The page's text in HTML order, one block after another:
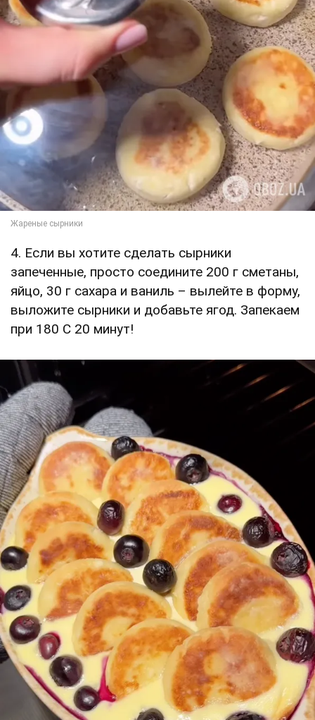
4. Если вы хотите сделать сырники
запеченные, просто соедините 200 г сметаны,
яйцо, 30 г сахара и ваниль – вылейте в форму,
выложите сырники и добавьте ягод. Запекаем
при 180 С 20 минут!